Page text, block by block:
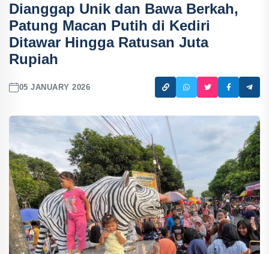
Dianggap Unik dan Bawa Berkah,
Patung Macan Putih di Kediri
Ditawar Hingga Ratusan Juta
Rupiah
05 JANUARY 2026